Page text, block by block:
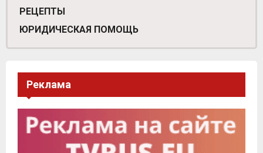
РЕЦЕПТЫ
ЮРИДИЧЕСКАЯ ПОМОЩЬ
Реклама